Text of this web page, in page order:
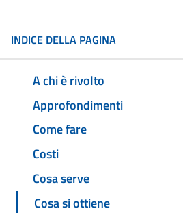
INDICE DELLA PAGINA
A chi è rivolto
Approfondimenti
Come fare
Costi
Cosa serve
Cosa si ottiene